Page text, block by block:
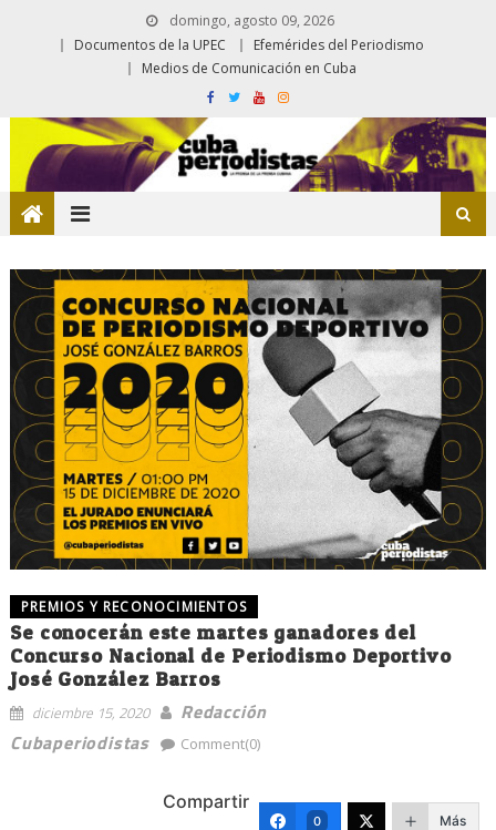
domingo, agosto 09, 2026
Documentos de la UPEC
Efemérides del Periodismo
Medios de Comunicación en Cuba
PREMIOS Y RECONOCIMIENTOS
Se conocerán este martes ganadores del
Concurso Nacional de Periodismo Deportivo
José González Barros
diciembre 15, 2020
Redacción
Cubaperiodistas
Comment(0)
Compartir
0 Más